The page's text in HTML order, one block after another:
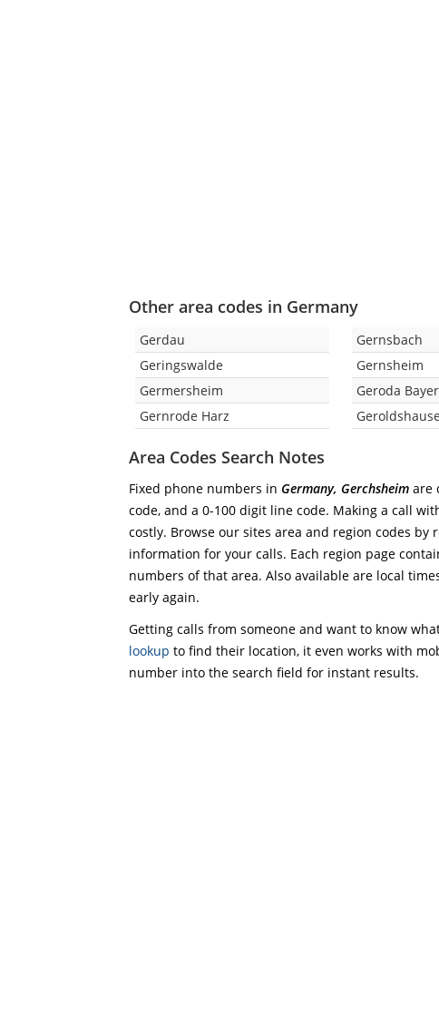
Other area codes in Germany
Gerdau
Geringswalde
Germersheim
Gernrode Harz
Gernsbach
Gernsheim
Geroda
Area Codes Search Notes
Fixed phone numbers in Germany, Gerchsheim are
code, and a 0-100 digit line code. Making a call
costly. Browse our sites area and region codes
information for your calls. Each region page
numbers of that area. Also available are local
early again.
Getting calls from someone and want to know
lookup to find their location, it even works with
number into the search field for instant results.